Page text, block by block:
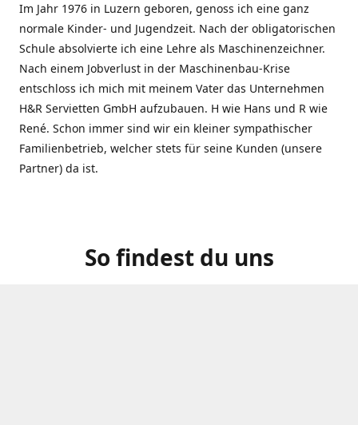
Im Jahr 1976 in Luzern geboren, genoss ich eine ganz
normale Kinder- und Jugendzeit. Nach der obligatorischen
Schule absolvierte ich eine Lehre als Maschinenzeichner.
Nach einem Jobverlust in der Maschinenbau-Krise
entschloss ich mich mit meinem Vater das Unternehmen
H&R Servietten GmbH aufzubauen. H wie Hans und R wie
René. Schon immer sind wir ein kleiner sympathischer
Familienbetrieb, welcher stets für seine Kunden (unsere
Partner) da ist.
So findest du uns